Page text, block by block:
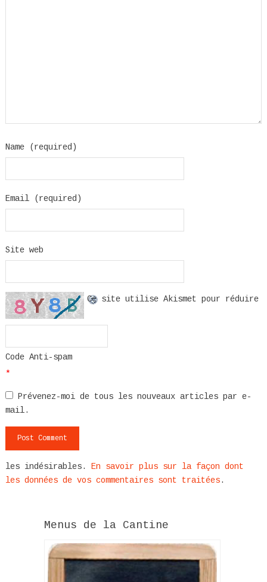
Name (required)
Email (required)
Site web
Code Anti-spam
*
Prévenez-moi de tous les nouveaux articles par e-
mail.
Ce site utilise Akismet pour réduire
les indésirables. En savoir plus sur la façon dont
les données de vos commentaires sont traitées.
Menus de la Cantine